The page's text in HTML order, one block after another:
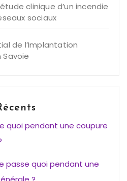
clinique d’un incendie
sociaux
de l’Implantation
Savoie
quoi pendant une coupure
passe quoi pendant une